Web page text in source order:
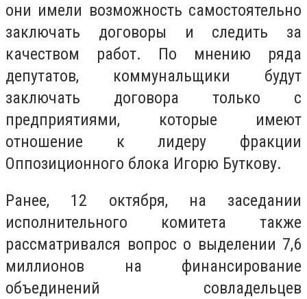
они имели возможность самостоятельно
заключать договоры и следить за
качеством работ. По мнению ряда
депутатов, коммунальщики будут
заключать договора только с
предприятиями, которые имеют
отношение к лидеру фракции
Оппозиционного блока Игорю Буткову.
Ранее, 12 октября, на заседании
исполнительного комитета также
рассматривался вопрос о выделении 7,6
миллионов на финансирование
объединений совладельцев